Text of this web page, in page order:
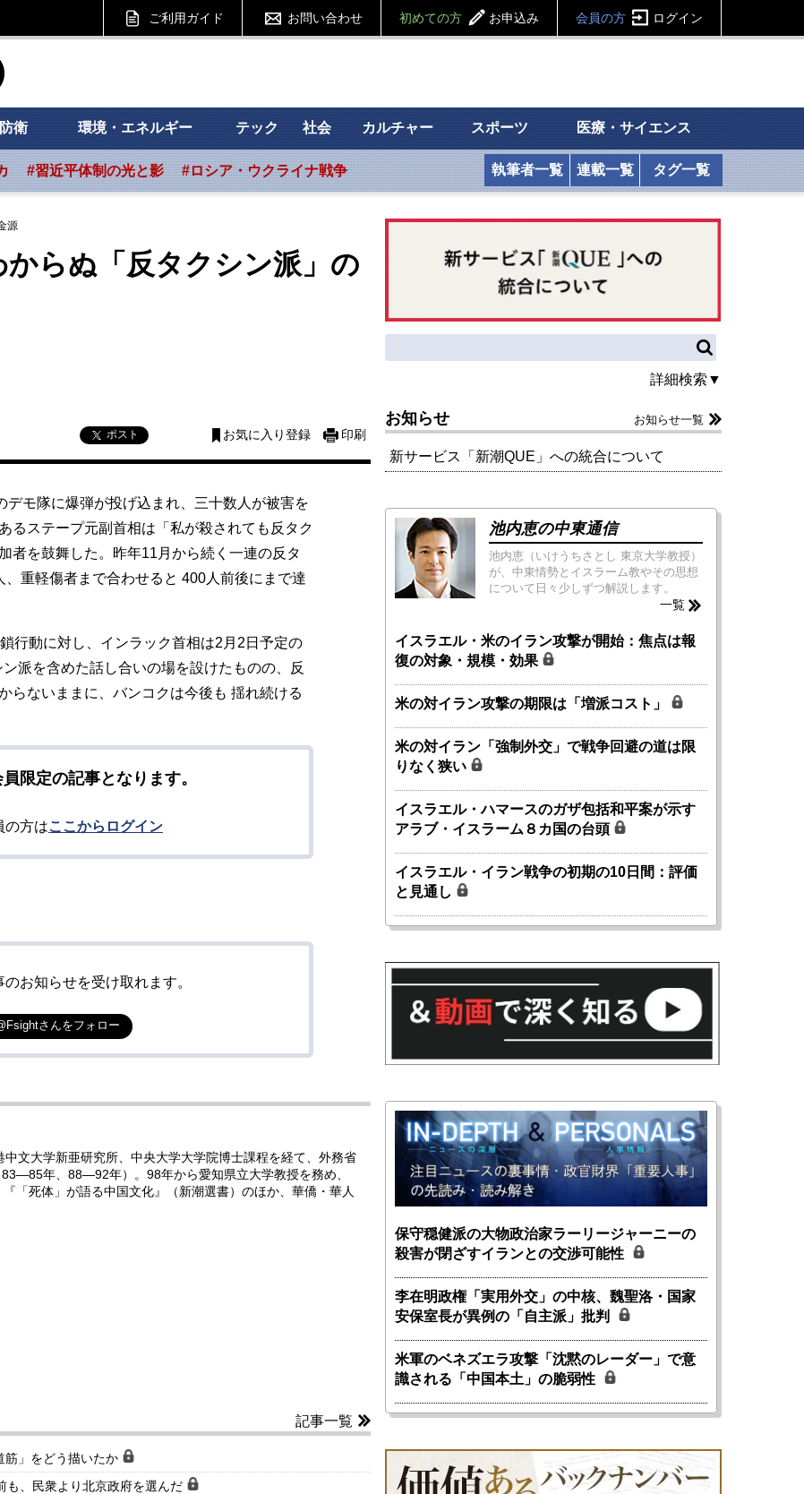
ご利用ガイド お問い合わせ 初めての方 お申込み 会員の方 ログイン
ォーサイト
衛 環境・エネルギー テック 社会 カルチャー スポーツ 医療・サイエンス
#習近平体制の光と影 #ロシア・ウクライナ戦争 執筆者一覧 連載一覧 タグ一覧
源
らぬ「反タクシン派」の
ポスト お気に入り登録 印刷
モ隊に爆弾が投げ込まれ、三十数人が被害を
るステープ元副首相は「私が殺されても反タク
者を鼓舞した。昨年11月から続く一連の反タ
重軽傷者まで合わせると 400人前後にまで達
行動に対し、インラック首相は2月2日予定の
派を含めた話し合いの場を設けたものの、反
らないままに、バンコクは今後も 揺れ続ける
限定の記事となります。
の方はここからログイン
お知らせを受け取れます。
さんをフォロー
文大学新亜研究所、中央大学大学院博士課程を経て、外務省
年、88―92年）。98年から愛知県立大学教授を務め、
「死体」が語る中国文化』（新潮選書）のほか、華僑・華人
記事一覧
筋」をどう描いたか
、民衆より北京政府を選んだ
詳細検索▼
お知らせ お知らせ一覧
新サービス「新潮QUE」への統合について
池内恵の中東通信
池内恵（いけうちさとし 東京大学教授）
が、中東情勢とイスラーム教やその思想
について日々少しずつ解説します。
一覧
イスラエル・米のイラン攻撃が開始：焦点は報
復の対象・規模・効果
米の対イラン攻撃の期限は「増派コスト」
米の対イラン「強制外交」で戦争回避の道は限
りなく狭い
イスラエル・ハマースのガザ包括和平案が示す
アラブ・イスラーム８カ国の台頭
イスラエル・イラン戦争の初期の10日間：評価
と見通し
保守穏健派の大物政治家ラーリージャーニーの
殺害が閉ざすイランとの交渉可能性
李在明政権「実用外交」の中核、魏聖洛・国家
安保室長が異例の「自主派」批判
米軍のベネズエラ攻撃「沈黙のレーダー」で意
識される「中国本土」の脆弱性